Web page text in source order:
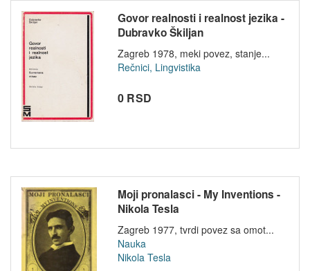
Govor realnosti i realnost jezika -
Dubravko Škiljan
Zagreb 1978, meki povez, stanje...
Rečnici, Lingvistika
0 RSD
Moji pronalasci - My Inventions -
Nikola Tesla
Zagreb 1977, tvrdi povez sa omot...
Nauka
Nikola Tesla